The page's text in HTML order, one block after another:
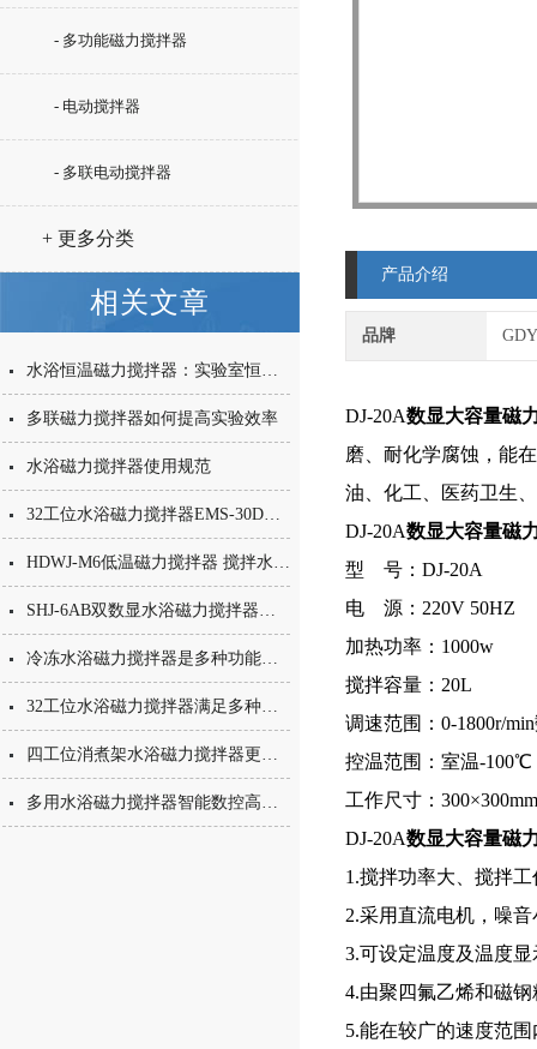
- 多功能磁力搅拌器
- 电动搅拌器
- 多联电动搅拌器
+ 更多分类
相关文章
水浴恒温磁力搅拌器：实验室恒温搅拌常用设备
多联磁力搅拌器如何提高实验效率
水浴磁力搅拌器使用规范
32工位水浴磁力搅拌器EMS-30D土壤样品检测搅拌水浴
HDWJ-M6低温磁力搅拌器 搅拌水浴锅精度强磁搅拌
SHJ-6AB双数显水浴磁力搅拌器可以恒温恒速数控
冷冻水浴磁力搅拌器是多种功能为一体的性能设备
32工位水浴磁力搅拌器满足多种样品的比对
四工位消煮架水浴磁力搅拌器更好用
多用水浴磁力搅拌器智能数控高德品质
产品介绍
品牌
DJ-20A数显大容量磁
磨、耐化学腐蚀，能
油、化工、医药卫生
DJ-20A数显大容量磁
型 号：DJ-20A
电 源：220V 50HZ
加热功率：1000w
搅拌容量：20L
调速范围：0-1800r/
控温范围：室温-100℃
工作尺寸：300×300mm
DJ-20A数显大容量磁
1.搅拌功率大、搅拌
2.采用直流电机，噪
3.可设定温度及温度
4.由聚四氟乙烯和磁
5.能在较广的速度范